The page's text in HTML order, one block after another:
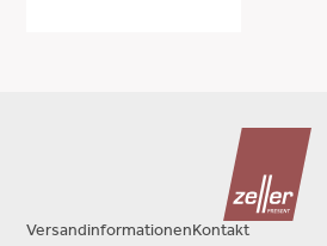
VersandinformationenKontakt